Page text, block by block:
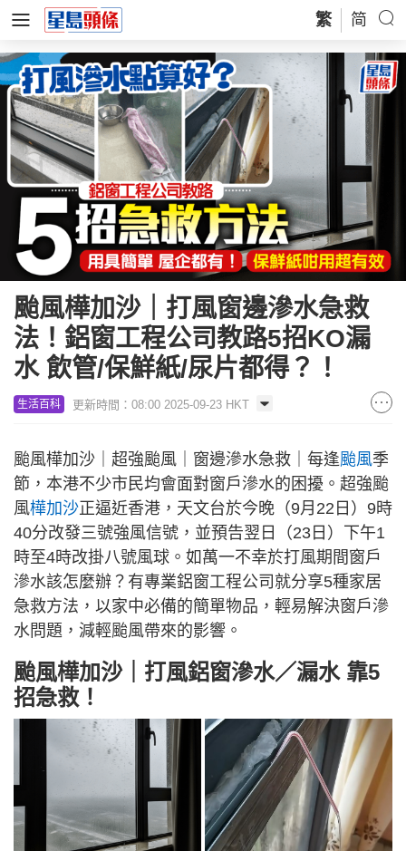
繁 简
颱風樺加沙｜打風窗邊滲水急救
法！鋁窗工程公司教路5招KO漏
水 飲管/保鮮紙/尿片都得？！
生活百科 更新時間：08:00 2025-09-23 HKT
颱風樺加沙｜超強颱風｜窗邊滲水急救｜每逢颱風季
節，本港不少市民均會面對窗戶滲水的困擾。超強颱
風樺加沙正逼近香港，天文台於今晚（9月22日）9時
40分改發三號強風信號，並預告翌日（23日）下午1
時至4時改掛八號風球。如萬一不幸於打風期間窗戶
滲水該怎麼辦？有專業鋁窗工程公司就分享5種家居
急救方法，以家中必備的簡單物品，輕易解決窗戶滲
水問題，減輕颱風帶來的影響。
颱風樺加沙｜打風鋁窗滲水／漏水 靠5
招急救！